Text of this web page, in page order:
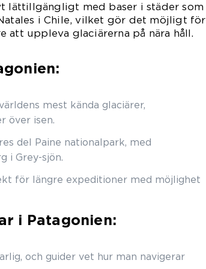
lättillgängligt med baser i städer som
i Chile, vilket gör det möjligt för
att uppleva glaciärerna på nära håll.
mest kända glaciärer,
över isen.
del Paine nationalpark, med
i Grey-sjön.
för längre expeditioner med möjlighet
i Patagonien:
och guider vet hur man navigerar